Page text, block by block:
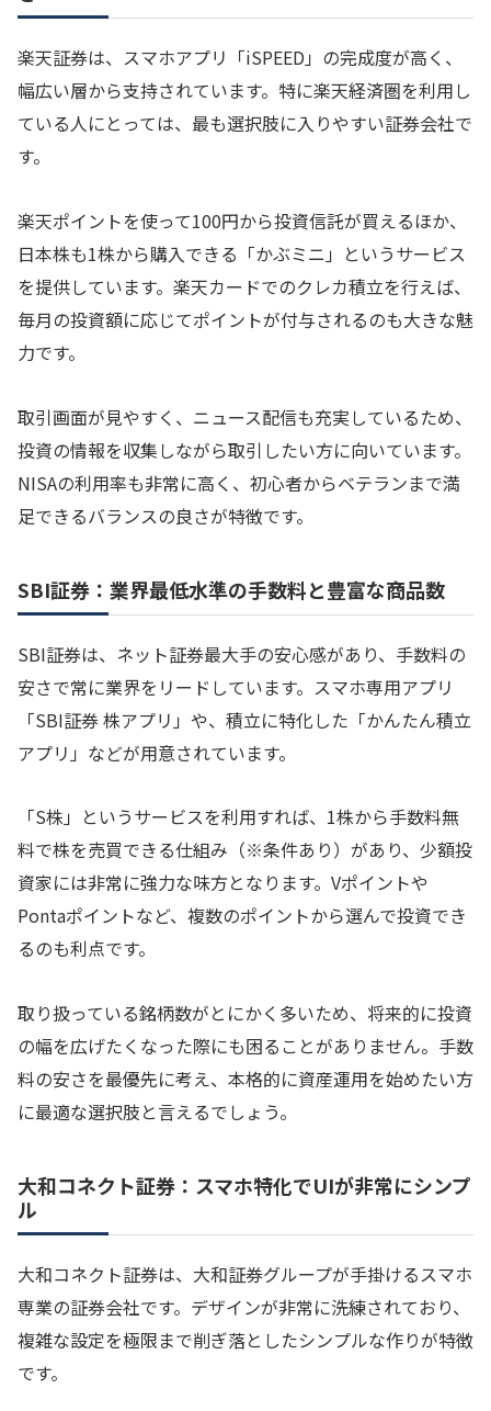
楽天証券は、スマホアプリ「iSPEED」の完成度が高く、
幅広い層から支持されています。特に楽天経済圏を利用し
ている人にとっては、最も選択肢に入りやすい証券会社で
す。
楽天ポイントを使って100円から投資信託が買えるほか、
日本株も1株から購入できる「かぶミニ」というサービス
を提供しています。楽天カードでのクレカ積立を行えば、
毎月の投資額に応じてポイントが付与されるのも大きな魅
力です。
取引画面が見やすく、ニュース配信も充実しているため、
投資の情報を収集しながら取引したい方に向いています。
NISAの利用率も非常に高く、初心者からベテランまで満
足できるバランスの良さが特徴です。
SBI証券：業界最低水準の手数料と豊富な商品数
SBI証券は、ネット証券最大手の安心感があり、手数料の
安さで常に業界をリードしています。スマホ専用アプリ
「SBI証券 株アプリ」や、積立に特化した「かんたん積立
アプリ」などが用意されています。
「S株」というサービスを利用すれば、1株から手数料無
料で株を売買できる仕組み（※条件あり）があり、少額投
資家には非常に強力な味方となります。Vポイントや
Pontaポイントなど、複数のポイントから選んで投資でき
るのも利点です。
取り扱っている銘柄数がとにかく多いため、将来的に投資
の幅を広げたくなった際にも困ることがありません。手数
料の安さを最優先に考え、本格的に資産運用を始めたい方
に最適な選択肢と言えるでしょう。
大和コネクト証券：スマホ特化でUIが非常にシンプ
ル
大和コネクト証券は、大和証券グループが手掛けるスマホ
専業の証券会社です。デザインが非常に洗練されており、
複雑な設定を極限まで削ぎ落としたシンプルな作りが特徴
です。